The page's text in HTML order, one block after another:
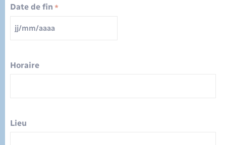
Santé
AAAA
Date de fin *
JJ
AAAA
Horaire
Lieu